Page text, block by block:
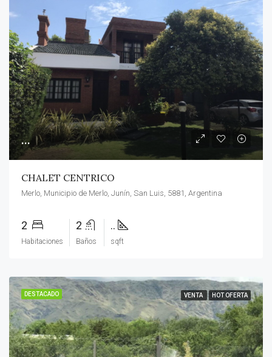
...
CHALET CENTRICO
Merlo, Municipio de Merlo, Junín, San Luis, 5881, Argentina
2
Habitaciones
2
Baños
..
sqft
DESTACADO VENTA HOT OFERTA